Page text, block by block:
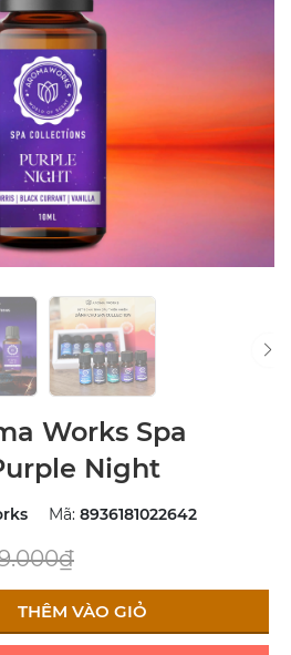
Works Spa
Night
Mã: 8936181022642
THÊM VÀO GIỎ